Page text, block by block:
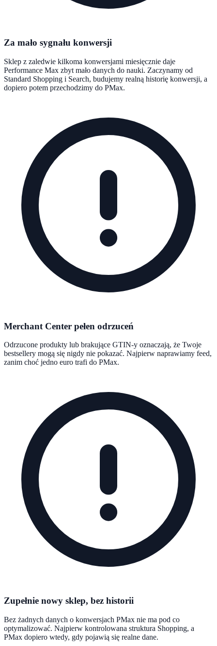
Za mało sygnału konwersji
Sklep z zaledwie kilkoma konwersjami miesięcznie daje
Performance Max zbyt mało danych do nauki. Zaczynamy od
Standard Shopping i Search, budujemy realną historię konwersji, a
dopiero potem przechodzimy do PMax.
Merchant Center pełen odrzuceń
Odrzucone produkty lub brakujące GTIN-y oznaczają, że Twoje
bestsellery mogą się nigdy nie pokazać. Najpierw naprawiamy feed,
zanim choć jedno euro trafi do PMax.
Zupełnie nowy sklep, bez historii
Bez żadnych danych o konwersjach PMax nie ma pod co
optymalizować. Najpierw kontrolowana struktura Shopping, a
PMax dopiero wtedy, gdy pojawią się realne dane.